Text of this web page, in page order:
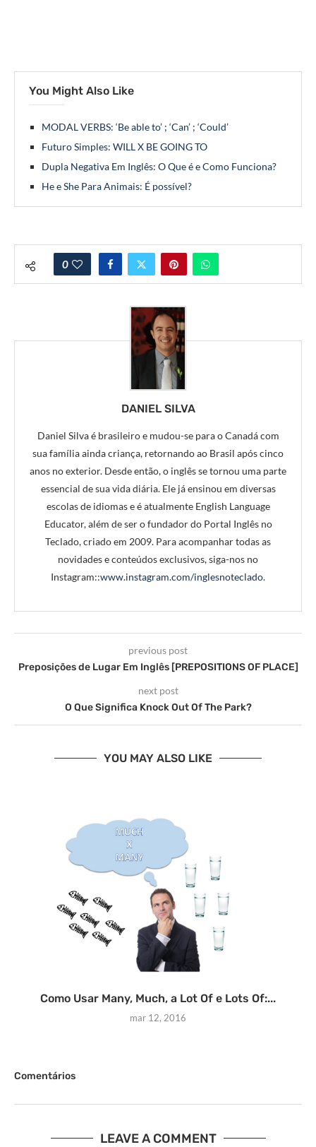
You Might Also Like
MODAL VERBS: ‘Be able to’ ; ‘Can’ ; ‘Could’
Futuro Simples: WILL X BE GOING TO
Dupla Negativa Em Inglês: O Que é e Como Funciona?
He e She Para Animais: É possível?
0
DANIEL SILVA
Daniel Silva é brasileiro e mudou-se para o Canadá com
sua família ainda criança, retornando ao Brasil após cinco
anos no exterior. Desde então, o inglês se tornou uma parte
essencial de sua vida diária. Ele já ensinou em diversas
escolas de idiomas e é atualmente English Language
Educator, além de ser o fundador do Portal Inglês no
Teclado, criado em 2009. Para acompanhar todas as
novidades e conteúdos exclusivos, siga-nos no
Instagram::www.instagram.com/inglesnoteclado.
previous post
Preposições de Lugar Em Inglês [PREPOSITIONS OF PLACE]
next post
O Que Significa Knock Out Of The Park?
YOU MAY ALSO LIKE
Como Usar Many, Much, a Lot Of e Lots Of:...
mar 12, 2016
Comentários
LEAVE A COMMENT